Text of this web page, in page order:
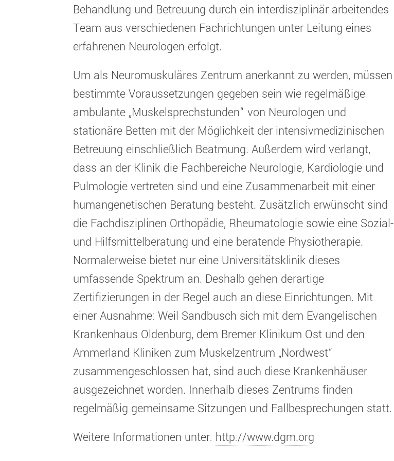
Behandlung und Betreuung durch ein interdisziplinär arbeitendes
Team aus verschiedenen Fachrichtungen unter Leitung eines
erfahrenen Neurologen erfolgt.
Um als Neuromuskuläres Zentrum anerkannt zu werden, müssen
bestimmte Voraussetzungen gegeben sein wie regelmäßige
ambulante „Muskelsprechstunden“ von Neurologen und
stationäre Betten mit der Möglichkeit der intensivmedizinischen
Betreuung einschließlich Beatmung. Außerdem wird verlangt,
dass an der Klinik die Fachbereiche Neurologie, Kardiologie und
Pulmologie vertreten sind und eine Zusammenarbeit mit einer
humangenetischen Beratung besteht. Zusätzlich erwünscht sind
die Fachdisziplinen Orthopädie, Rheumatologie sowie eine Sozial-
und Hilfsmittelberatung und eine beratende Physiotherapie.
Normalerweise bietet nur eine Universitätsklinik dieses
umfassende Spektrum an. Deshalb gehen derartige
Zertifizierungen in der Regel auch an diese Einrichtungen. Mit
einer Ausnahme: Weil Sandbusch sich mit dem Evangelischen
Krankenhaus Oldenburg, dem Bremer Klinikum Ost und den
Ammerland Kliniken zum Muskelzentrum „Nordwest“
zusammengeschlossen hat, sind auch diese Krankenhäuser
ausgezeichnet worden. Innerhalb dieses Zentrums finden
regelmäßig gemeinsame Sitzungen und Fallbesprechungen statt.
Weitere Informationen unter: http://www.dgm.org